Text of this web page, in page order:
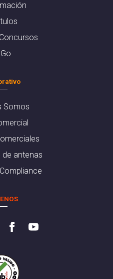
Somos
de antenas